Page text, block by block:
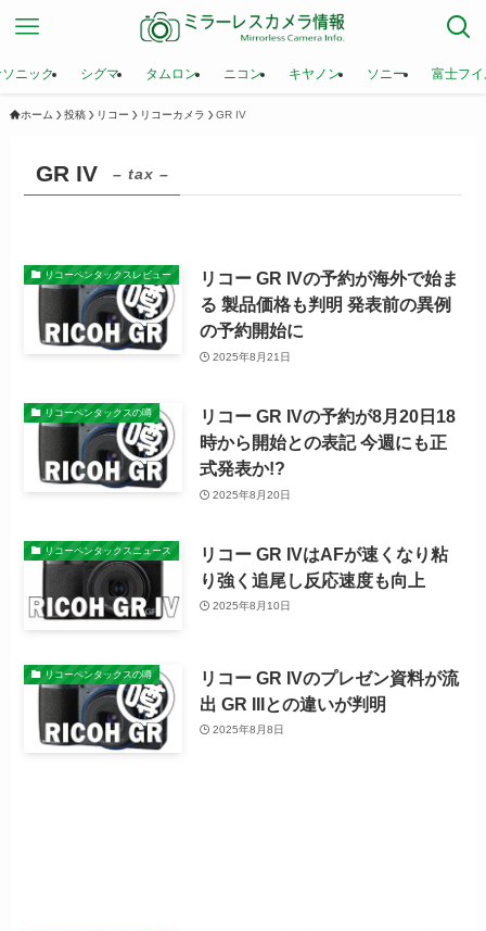
ニック シグマ タムロン ニコン キヤノン ソニー 富士フ
ホーム 投稿 リコー リコーカメラ GR IV
GR IV – tax –
リコーペンタックスレビュー
リコー GR IVの予約が海外で始ま
る 製品価格も判明 発表前の異例
の予約開始に
2025年8月21日
リコーペンタックスの噂
リコー GR IVの予約が8月20日18
時から開始との表記 今週にも正
式発表か!?
2025年8月20日
リコーペンタックスニュース
リコー GR IVはAFが速くなり粘
り強く追尾し反応速度も向上
2025年8月10日
リコーペンタックスの噂
リコー GR IVのプレゼン資料が流
出 GR IIIとの違いが判明
2025年8月8日